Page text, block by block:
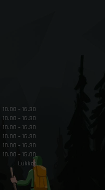
10.00 – 16.30
10.00 – 16.30
10.00 – 16.30
10.00 – 16.30
10.00 – 16.30
10.00 – 15.00
Lukket